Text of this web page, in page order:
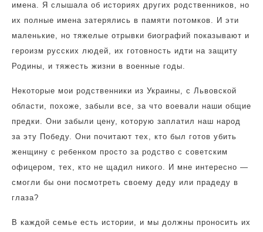
имена. Я слышала об историях других родственников, но
их полные имена затерялись в памяти потомков. И эти
маленькие, но тяжелые отрывки биографий показывают и
героизм русских людей, их готовность идти на защиту
Родины, и тяжесть жизни в военные годы.
Некоторые мои родственники из Украины, с Львовской
области, похоже, забыли все, за что воевали наши общие
предки. Они забыли цену, которую заплатил наш народ
за эту Победу. Они почитают тех, кто был готов убить
женщину с ребенком просто за родство с советским
офицером, тех, кто не щадил никого. И мне интересно —
смогли бы они посмотреть своему деду или прадеду в
глаза?
В каждой семье есть истории, и мы должны проносить их